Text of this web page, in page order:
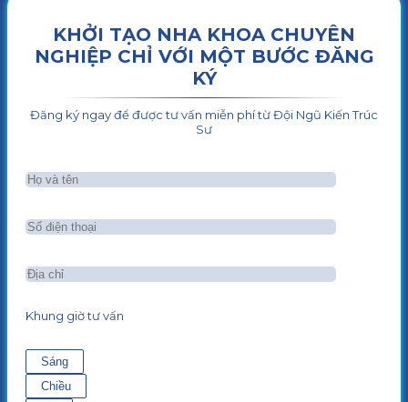
KHỞI TẠO NHA KHOA CHUYÊN
NGHIỆP CHỈ VỚI MỘT BƯỚC ĐĂNG
KÝ
Đăng ký ngay để được tư vấn miễn phí từ Đội Ngũ Kiến Trúc
Sư
Khung giờ tư vấn
Sáng
Chiều